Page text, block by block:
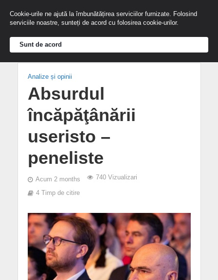
Analize și opinii
Absurdul
încăpăţânării
useristo –
peneliste
Acum 2 months 740 Vizualizari
4 Timp de citire
Cookie-urile ne ajută la îmbunătățirea serviciilor furnizate. Folosind
serviciile noastre, sunteți de acord cu folosirea cookie-urilor.
Sunt de acord